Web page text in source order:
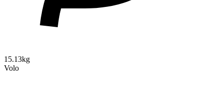
15.13kg
Volo